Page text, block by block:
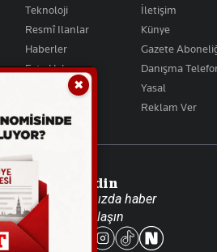
Teknoloji
Resmî Ilanlar
Haberler
Foto Haber
Video Galeri
İletişim
Künye
Gazete
Danışma
Yasal
Reklam Ver
Takip Edin
Favori mecralarınızda haber
akışımıza ulaşın
✖